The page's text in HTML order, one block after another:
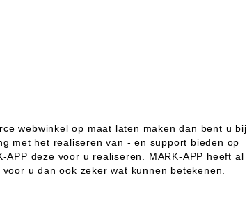
webwinkel op maat laten maken dan bent u bij
met het realiseren van - en support bieden op
deze voor u realiseren. MARK-APP heeft al
u dan ook zeker wat kunnen betekenen.